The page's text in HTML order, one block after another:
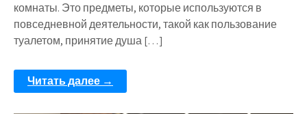
комнаты. Это предметы, которые используются в
повседневной деятельности, такой как пользование
туалетом, принятие душа […]
Читать далее →